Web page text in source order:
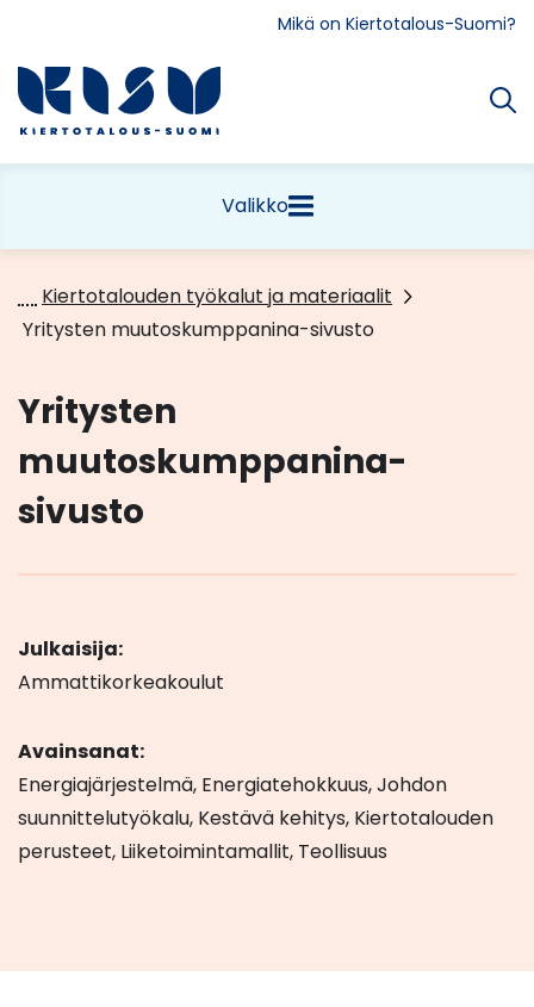
Mikä on Kiertotalous-Suomi?
Etusivu
Valikko
Kiertotalouden työkalut ja materiaalit
Yritysten muutoskumppanina-sivusto
Yritysten
muutoskumppanina-
sivusto
Julkaisija:
Ammattikorkeakoulut
Avainsanat:
Energiajärjestelmä, Energiatehokkuus, Johdon
suunnittelutyökalu, Kestävä kehitys, Kiertotalouden
perusteet, Liiketoimintamallit, Teollisuus